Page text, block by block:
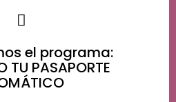
el programa:
TU PASAPORTE